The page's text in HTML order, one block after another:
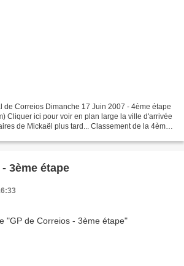
de Correios Dimanche 17 Juin 2007 - 4ème étape
Cliquer ici pour voir en plan large la ville d'arrivée
de Mickaël plus tard... Classement de la 4ème
3ème étape